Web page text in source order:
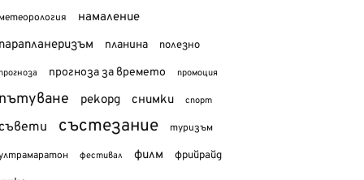
намаление
планина полезно
прогноза за времето промоция
рекорд снимки спорт
състезание туризъм
фестивал филм фрийрайд